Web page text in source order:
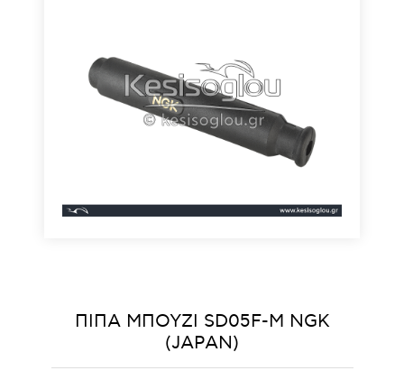
ΠΙΠΑ ΜΠΟΥΖΙ SD05F-M ΝGΚ
(JAPAN)